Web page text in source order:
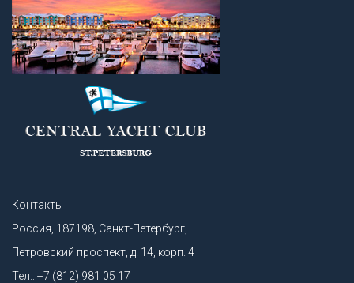
Контакты
Россия, 187198, Санкт-Петербург,
Петровский проспект, д. 14, корп. 4
Тел.: +7 (812) 981 05 17